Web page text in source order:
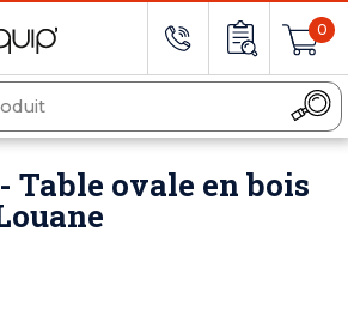
0
Table ovale en bois